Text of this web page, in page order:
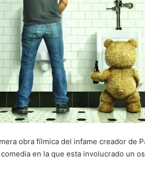
obra fílmica del infame creador de
en la que esta involucrado un